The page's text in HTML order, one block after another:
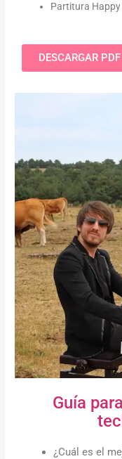
Partitura
DESCARGAR PDF
Guía
¿Cuál es el